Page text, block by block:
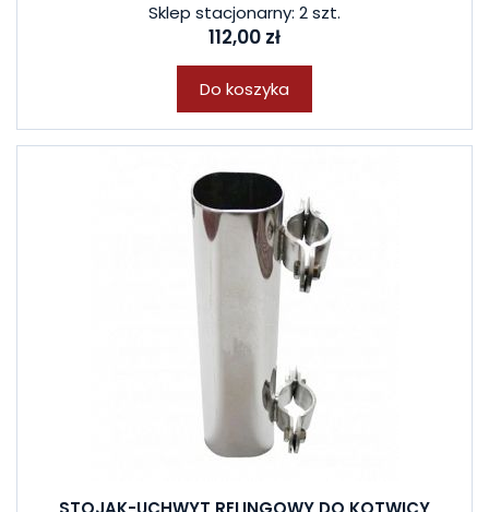
Sklep stacjonarny: 2 szt.
112,00 zł
Do koszyka